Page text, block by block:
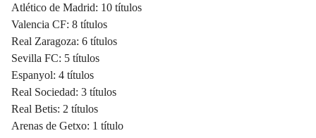
Atlético de Madrid: 10 títulos
Valencia CF: 8 títulos
Real Zaragoza: 6 títulos
Sevilla FC: 5 títulos
Espanyol: 4 títulos
Real Sociedad: 3 títulos
Real Betis: 2 títulos
Arenas de Getxo: 1 título